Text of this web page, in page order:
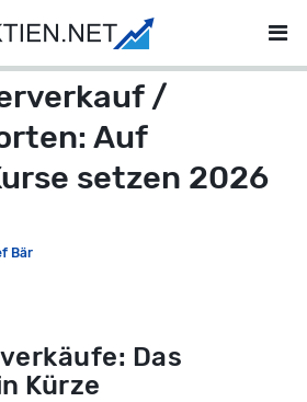
/
Auf
setzen 2026
Bär
Das
Kürze